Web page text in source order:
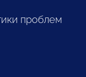
проблем